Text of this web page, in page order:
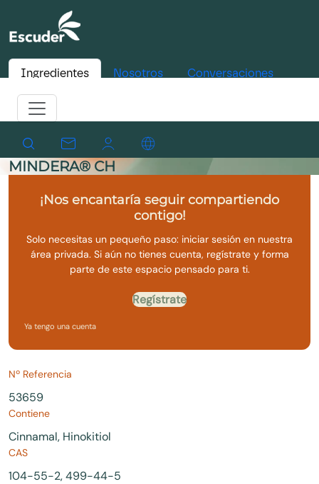
Ingredientes Nosotros Conversaciones
MINDERA® CH
¡Nos encantaría seguir compartiendo
contigo!
Solo necesitas un pequeño paso: iniciar sesión en nuestra
área privada. Si aún no tienes cuenta, regístrate y forma
parte de este espacio pensado para ti.
Regístrate
Ya tengo una cuenta
Nº Referencia
53659
Contiene
Cinnamal, Hinokitiol
CAS
104-55-2, 499-44-5